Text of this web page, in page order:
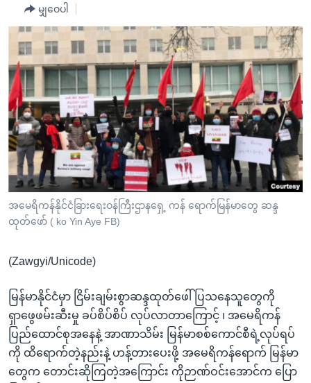
ကျော်
ကြည့်
ပင်မ
အ
ညွန်း
စာမျက်နှာ
သို့
ကျော်
ကြည့်
ရန်
ရှာဖွေ
သို့
ကျော်
ရန်
အမေရိကန်သုံးအီဒီယံ
မကြေးမုံရဲ့ အင်္ဂလိပ်စာ
ရုပ်ရှင်ထဲက အင်္ဂလိပ်စာ
သုတပဒေသာ အင်္ဂလိပ်စာ
အပတ်စဉ်ကဏ္ဍများ
ရေဒီယို
တီဗွီ
ရေဒီယိုနှင့်ရုပ်သံ အချက်အလက်များ
ရေဒီယို/တီဗွီအစီအစဉ်
Learning English
ဗွီအိုအေ လူမှုကွန်ယက်များ
ဘာသာစကားများ
မျှဝေပါ
အမေရိကန်နိုင်ငံခြားရေးဝန်ကြီးဌာနရှေ့ ကန် ရောက်မြန်မာတွေ ဆန္ဒ
ထုတ်ဖော် ( ko Yin Aye FB)
(Zawgyi/Unicode)
မြန်မာနိုင်ငံမှာ ငြိမ်းချမ်းစွာဆန္ဒထုတ်ဖေါ် ပြသနေသူတွေကို
ရှာဖွေဖမ်းဆီးမှု ခပ်စိပ်စိပ် လုပ်လာတာကြောင့် ၊ အမေရိကန်
ပြည်ထောင်စုအနေနဲ့ အာဏာသိမ်း မြန်မာစစ်ကောင်စီရဲ့လုပ်ရပ်
ကို ထိရောက်တဲ့နည်းနဲ့ ဟန့်တားပေးဖို့ အမေရိကန်ရောက် မြန်မာ
တွေက တောင်းဆိုကြတဲ့အကြောင်း ကိုဉာဏ်ဝင်းအောင်က ပြော